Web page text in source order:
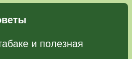
и полезная